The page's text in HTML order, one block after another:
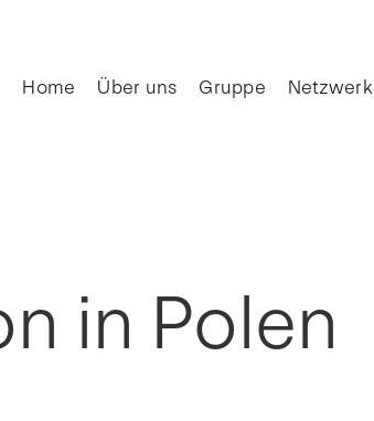
Home Über uns Gruppe Netzwerk
in Polen